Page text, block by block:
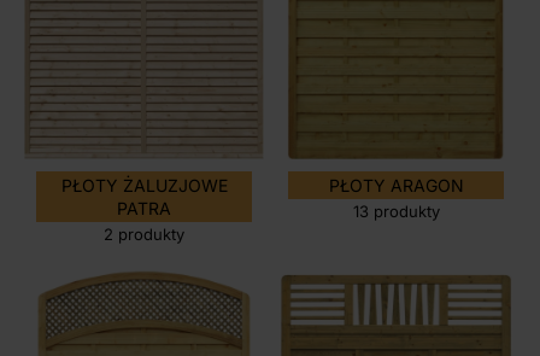
PŁOTY ŻALUZJOWE
PATRA
2 produkty
PŁOTY ARAGON
13 produkty